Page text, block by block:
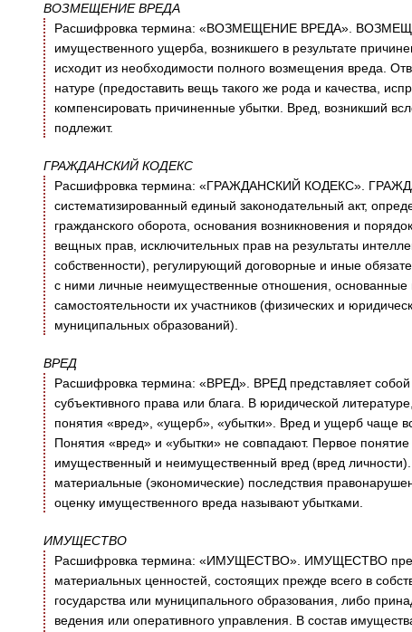
ВОЗМЕЩЕНИЕ ВРЕДА
Расшифровка термина: «ВОЗМЕЩЕНИЕ ВРЕДА».
имущественного ущерба, возникшего в результате
исходит из необходимости полного возмещения вреда.
натуре (предоставить вещь такого же рода и качества,
компенсировать причиненные убытки. Вред, возникший
подлежит.
ГРАЖДАНСКИЙ КОДЕКС
Расшифровка термина: «ГРАЖДАНСКИЙ КОДЕКС».
систематизированный единый законодательный акт,
гражданского оборота, основания возникновения и
вещных прав, исключительных прав на результаты
собственности), регулирующий договорные и иные
с ними личные неимущественные отношения, основанные
самостоятельности их участников (физических и
муниципальных образований).
ВРЕД
Расшифровка термина: «ВРЕД». ВРЕД представляет
субъективного права или блага. В юридической
понятия «вред», «ущерб», «убытки». Вред и ущерб чаще
Понятия «вред» и «убытки» не совпадают. Первое
имущественный и неимущественный вред (вред
материальные (экономические) последствия
оценку имущественного вреда называют убытками.
ИМУЩЕСТВО
Расшифровка термина: «ИМУЩЕСТВО». ИМУЩЕСТВО
материальных ценностей, состоящих прежде всего в
государства или муниципального образования, либо
ведения или оперативного управления. В состав